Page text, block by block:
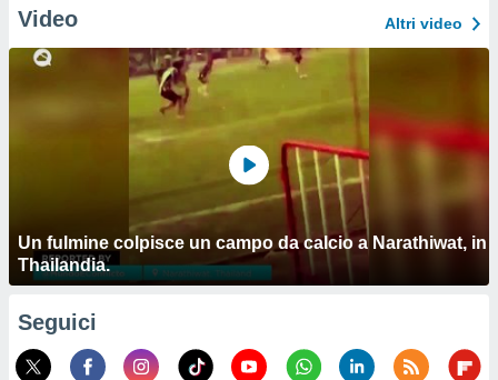
Video Altri video
Un fulmine colpisce un campo da calcio a Narathiwat, in
Thailandia.
Seguici